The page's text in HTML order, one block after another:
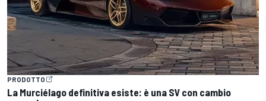
PRODOTTO
La Murciélago definitiva esiste: è una SV con cambio